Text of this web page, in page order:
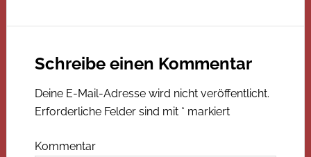
Schreibe einen Kommentar
Deine E-Mail-Adresse wird nicht veröffentlicht.
Erforderliche Felder sind mit * markiert
Kommentar